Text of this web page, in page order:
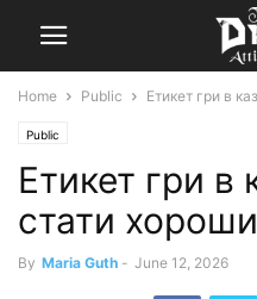
Home Public Етикет гри в
Public
Етикет гри в
стати
By Maria Guth - June 12, 2026